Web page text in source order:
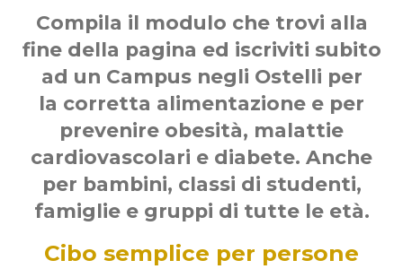
Compila il modulo che trovi alla
fine della pagina ed iscriviti subito
ad un Campus negli Ostelli per
la corretta alimentazione e per
prevenire obesità, malattie
cardiovascolari e diabete. Anche
per bambini, classi di studenti,
famiglie e gruppi di tutte le età.
Cibo semplice per persone